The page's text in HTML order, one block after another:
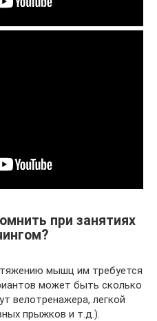
при занятиях
мышц им требуется
может быть сколько
велотренажера, легкой
прыжков и т.д.).